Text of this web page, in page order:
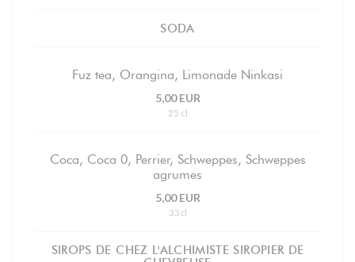
SODA
Fuz tea, Orangina, Limonade Ninkasi
5,00 EUR
25 cl
Coca, Coca 0, Perrier, Schweppes, Schweppes
agrumes
5,00 EUR
33cl
SIROPS DE CHEZ L'ALCHIMISTE SIROPIER DE